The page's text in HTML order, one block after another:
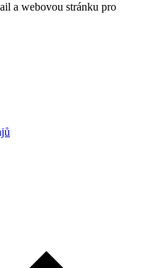
a webovou stránku pro